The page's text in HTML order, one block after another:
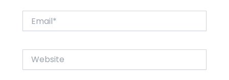
Website